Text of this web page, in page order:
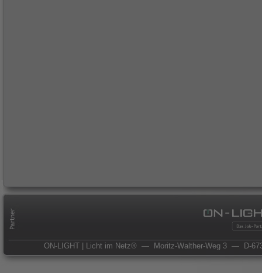
ON-LIGHT | Licht im Netz® — Moritz-Walther-Weg 3 — D-